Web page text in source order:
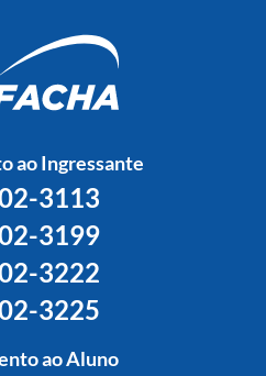
ao Ingressante
3113
3199
3222
3225
ao Aluno